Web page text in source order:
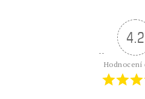
4.2
Hodnocení